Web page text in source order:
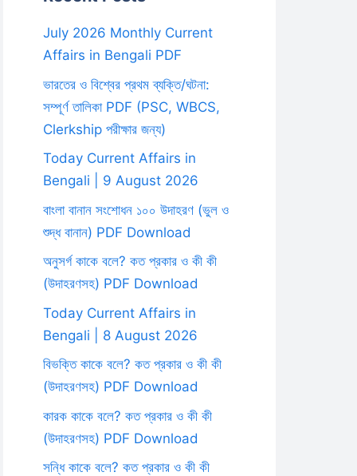
July 2026 Monthly Current
Affairs in Bengali PDF
ভারতের ও বিশ্বের প্রথম ব্যক্তি/ঘটনা:
সম্পূর্ণ তালিকা PDF (PSC, WBCS,
Clerkship পরীক্ষার জন্য)
Today Current Affairs in
Bengali | 9 August 2026
বাংলা বানান সংশোধন ১০০ উদাহরণ (ভুল ও
শুদ্ধ বানান) PDF Download
অনুসর্গ কাকে বলে? কত প্রকার ও কী কী
(উদাহরণসহ) PDF Download
Today Current Affairs in
Bengali | 8 August 2026
বিভক্তি কাকে বলে? কত প্রকার ও কী কী
(উদাহরণসহ) PDF Download
কারক কাকে বলে? কত প্রকার ও কী কী
(উদাহরণসহ) PDF Download
সন্ধি কাকে বলে? কত প্রকার ও কী কী